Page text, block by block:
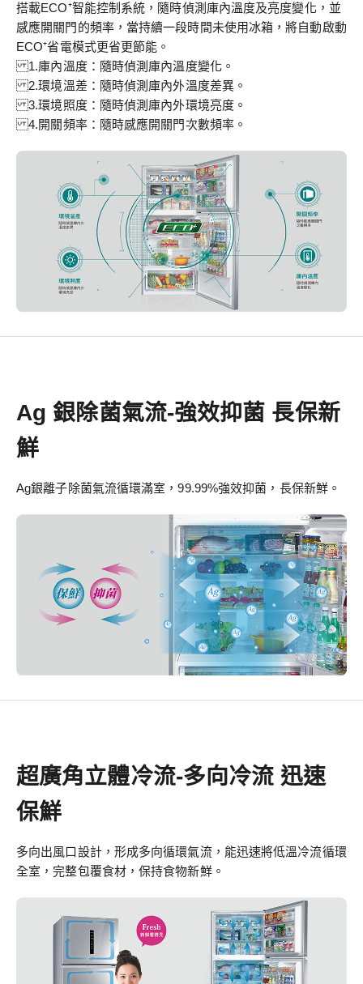
搭載ECO⁺智能控制系統，隨時偵測庫內溫度及亮度變化，並
感應開關門的頻率，當持續一段時間未使用冰箱，將自動啟動
ECO⁺省電模式更省更節能。
1.庫內溫度：隨時偵測庫內溫度變化。
2.環境溫差：隨時偵測庫內外溫度差異。
3.環境照度：隨時偵測庫內外環境亮度。
4.開關頻率：隨時感應開關門次數頻率。
Ag 銀除菌氣流-強效抑菌 長保新
鮮
Ag銀離子除菌氣流循環滿室，99.99%強效抑菌，長保新鮮。
超廣角立體冷流-多向冷流 迅速
保鮮
多向出風口設計，形成多向循環氣流，能迅速將低溫冷流循環
全室，完整包覆食材，保持食物新鮮。